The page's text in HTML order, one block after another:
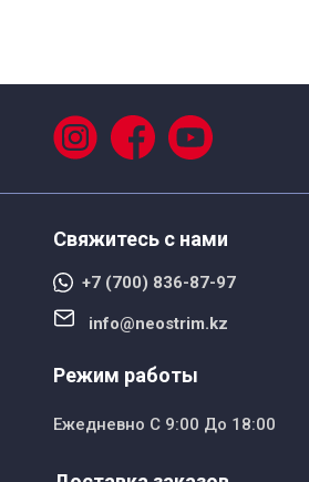
Свяжитесь с нами
+7 (700) 836-87-97
info@neostrim.kz
Режим работы
Ежедневно С 9:00 До 18:00